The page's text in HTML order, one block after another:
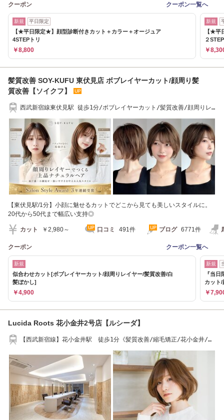
クーポン クーポン一覧へ
新規 平日限定
【★平日限定★】顔型診断付きカット＋カラー＋オージュア
4STEPトリ
￥8,800
新規
【★平
２
￥
髪質改善 SOY-KUFU 東伏見店 ボブレイヤーカット/顔周り髪
質改善【ソイクフ】
西武新宿線東伏見駅 徒歩1分/ボブレイヤーカット/髪質改善/顔周りレ
【東伏見駅/1分】小顔に魅せるカットでどこから見ても美しいスタイルに。
20代から50代まで幅広い支持◎
カット ￥2,980～ 口コミ 491件 ブログ 6771件
クーポン クーポン一覧へ
新規
似合わせカット[ボブレイヤーカット/顔周りレイヤー/髪質改善/白
髪ぼかし]
￥4,900
新規
『当
カット/
￥
Lucida Roots 花小金井2号店【ルシーダ】
【西武新宿線】花小金井駅 徒歩1分《髪質改善/縮毛矯正/花小金井/ヘ